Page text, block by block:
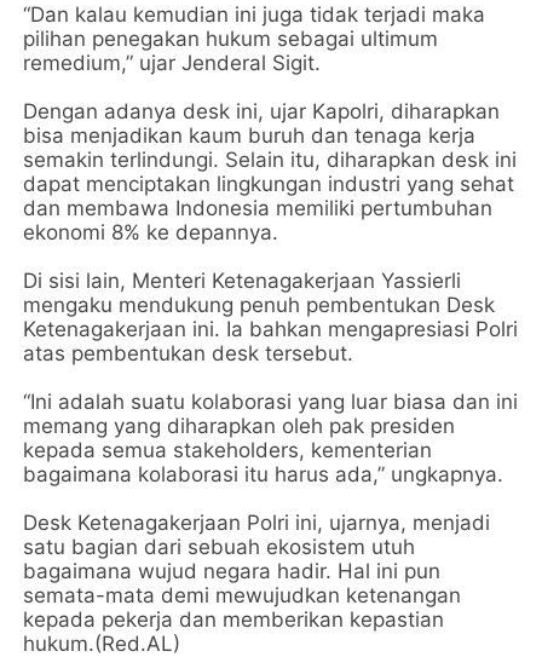
“Dan kalau kemudian ini juga tidak terjadi maka
pilihan penegakan hukum sebagai ultimum
remedium,” ujar Jenderal Sigit.
Dengan adanya desk ini, ujar Kapolri, diharapkan
bisa menjadikan kaum buruh dan tenaga kerja
semakin terlindungi. Selain itu, diharapkan desk ini
dapat menciptakan lingkungan industri yang sehat
dan membawa Indonesia memiliki pertumbuhan
ekonomi 8% ke depannya.
Di sisi lain, Menteri Ketenagakerjaan Yassierli
mengaku mendukung penuh pembentukan Desk
Ketenagakerjaan ini. Ia bahkan mengapresiasi Polri
atas pembentukan desk tersebut.
“Ini adalah suatu kolaborasi yang luar biasa dan ini
memang yang diharapkan oleh pak presiden
kepada semua stakeholders, kementerian
bagaimana kolaborasi itu harus ada,” ungkapnya.
Desk Ketenagakerjaan Polri ini, ujarnya, menjadi
satu bagian dari sebuah ekosistem utuh
bagaimana wujud negara hadir. Hal ini pun
semata-mata demi mewujudkan ketenangan
kepada pekerja dan memberikan kepastian
hukum.(Red.AL)